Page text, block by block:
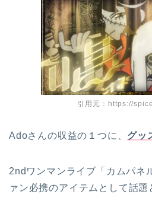
引用元：https://
Adoさんの収益の１つに、 グッ
2ndワンマンライブ「カムパネ
ァン必携のアイテムとして話題